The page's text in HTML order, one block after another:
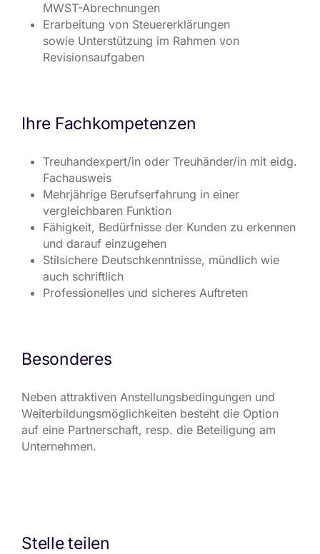
MWST-Abrechnungen
Erarbeitung von Steuererklärungen
sowie Unterstützung im Rahmen von
Revisionsaufgaben
Ihre Fachkompetenzen
Treuhandexpert/in oder Treuhänder/in mit eidg.
Fachausweis
Mehrjährige Berufserfahrung in einer
vergleichbaren Funktion
Fähigkeit, Bedürfnisse der Kunden zu erkennen
und darauf einzugehen
Stilsichere Deutschkenntnisse, mündlich wie
auch schriftlich
Professionelles und sicheres Auftreten
Besonderes
Neben attraktiven Anstellungsbedingungen und
Weiterbildungsmöglichkeiten besteht die Option
auf eine Partnerschaft, resp. die Beteiligung am
Unternehmen.
Stelle teilen